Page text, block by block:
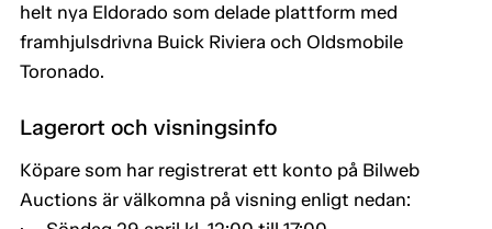
helt nya Eldorado som delade plattform med
framhjulsdrivna Buick Riviera och Oldsmobile
Toronado.
Lagerort och visningsinfo
Köpare som har registrerat ett konto på Bilweb
Auctions är välkomna på visning enligt nedan: